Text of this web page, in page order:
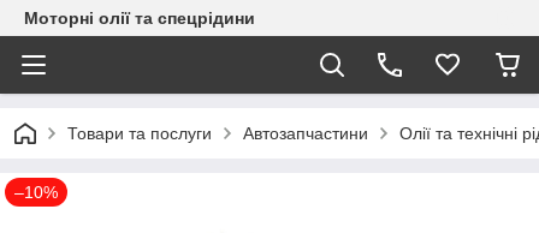
Моторні олії та спецрідини
Товари та послуги Автозапчастини Олії та технічні
–10%